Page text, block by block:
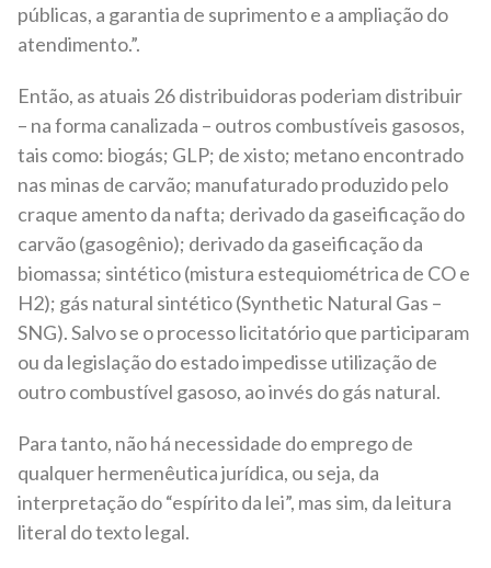
públicas, a garantia de suprimento e a ampliação do
atendimento.”.
Então, as atuais 26 distribuidoras poderiam distribuir
– na forma canalizada – outros combustíveis gasosos,
tais como: biogás; GLP; de xisto; metano encontrado
nas minas de carvão; manufaturado produzido pelo
craque amento da nafta; derivado da gaseificação do
carvão (gasogênio); derivado da gaseificação da
biomassa; sintético (mistura estequiométrica de CO e
H2); gás natural sintético (Synthetic Natural Gas –
SNG). Salvo se o processo licitatório que participaram
ou da legislação do estado impedisse utilização de
outro combustível gasoso, ao invés do gás natural.
Para tanto, não há necessidade do emprego de
qualquer hermenêutica jurídica, ou seja, da
interpretação do “espírito da lei”, mas sim, da leitura
literal do texto legal.